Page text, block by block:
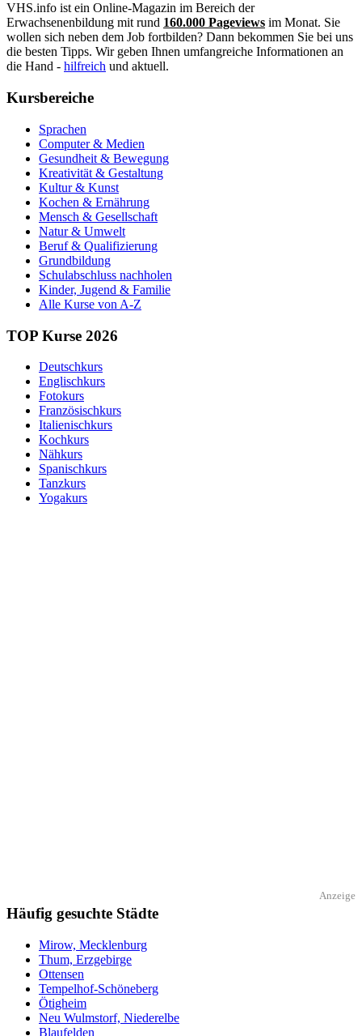
VHS.info ist ein Online-Magazin im Bereich der
Erwachsenenbildung mit rund 160.000 Pageviews im Monat. Sie
wollen sich neben dem Job fortbilden? Dann bekommen Sie bei uns
die besten Tipps. Wir geben Ihnen umfangreiche Informationen an
die Hand - hilfreich und aktuell.
Kursbereiche
Sprachen
Computer & Medien
Gesundheit & Bewegung
Kreativität & Gestaltung
Kultur & Kunst
Kochen & Ernährung
Mensch & Gesellschaft
Natur & Umwelt
Beruf & Qualifizierung
Grundbildung
Schulabschluss nachholen
Kinder, Jugend & Familie
Alle Kurse von A-Z
TOP Kurse 2026
Deutschkurs
Englischkurs
Fotokurs
Französischkurs
Italienischkurs
Kochkurs
Nähkurs
Spanischkurs
Tanzkurs
Yogakurs
Anzeige
Häufig gesuchte Städte
Mirow, Mecklenburg
Thum, Erzgebirge
Ottensen
Tempelhof-Schöneberg
Ötigheim
Neu Wulmstorf, Niederelbe
Blaufelden